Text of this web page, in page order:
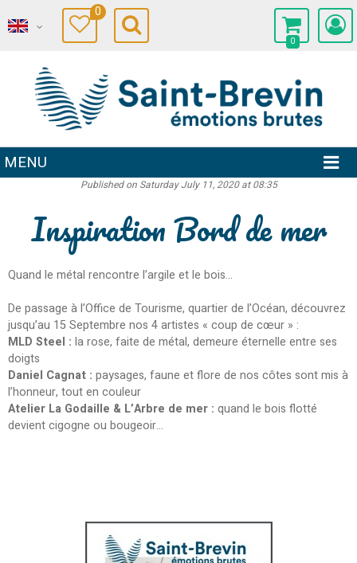
0
0
MENU
Published on Saturday July 11, 2020 at 08:35
Inspiration Bord de mer
Quand le métal rencontre l’argile et le bois…
De passage à l’Office de Tourisme, quartier de l’Océan, découvrez
jusqu’au 15 Septembre nos 4 artistes « coup de cœur » :
MLD Steel : la rose, faite de métal, demeure éternelle entre ses
doigts
Daniel Cagnat : paysages, faune et flore de nos côtes sont mis à
l’honneur, tout en couleur
Atelier La Godaille & L’Arbre de mer : quand le bois flotté
devient cigogne ou bougeoir…